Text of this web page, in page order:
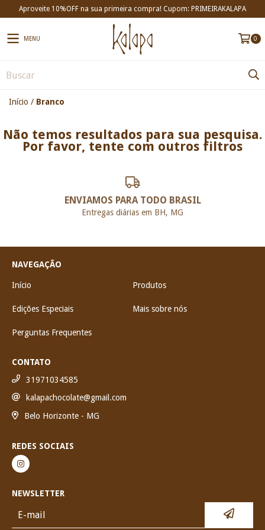
Aproveite 10%OFF na sua primeira compra! Cupom: PRIMEIRAKALAPA
MENU 0
Início / Branco
Não temos resultados para sua pesquisa.
Por favor, tente com outros filtros
ENVIAMOS PARA TODO BRASIL
Entregas diárias em BH, MG
NAVEGAÇÃO
Início Produtos
Edições Especiais Mais sobre nós
Perguntas Frequentes
CONTATO
31971034585
kalapachocolate@gmail.com
Belo Horizonte - MG
REDES SOCIAIS
NEWSLETTER